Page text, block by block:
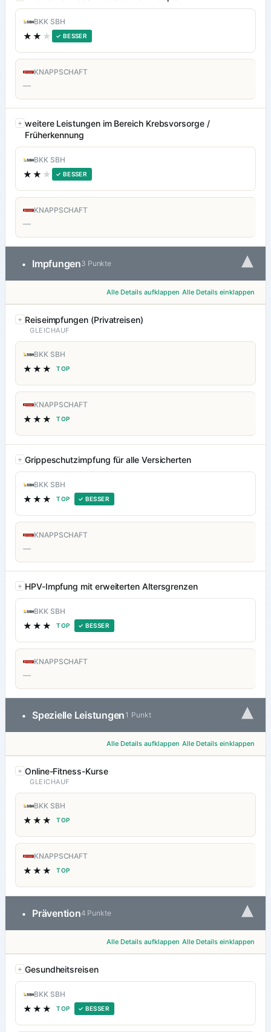
BKK SBH
★★ ★ ✓ BESSER
KNAPPSCHAFT
—
weitere Leistungen im Bereich Krebsvorsorge /
Früherkennung
BKK SBH
★★ ★ ✓ BESSER
KNAPPSCHAFT
—
• Impfungen3 Punkte ▾
Alle Details aufklappen Alle Details einklappen
Reiseimpfungen (Privatreisen)
GLEICHAUF
BKK SBH
★★★ TOP
KNAPPSCHAFT
★★★ TOP
Grippeschutzimpfung für alle Versicherten
BKK SBH
★★★ TOP ✓ BESSER
KNAPPSCHAFT
—
HPV-Impfung mit erweiterten Altersgrenzen
BKK SBH
★★★ TOP ✓ BESSER
KNAPPSCHAFT
—
• Spezielle Leistungen 1 Punkt ▾
Alle Details aufklappen Alle Details einklappen
Online-Fitness-Kurse
GLEICHAUF
BKK SBH
★★★ TOP
KNAPPSCHAFT
★★★ TOP
• Prävention4 Punkte ▾
Alle Details aufklappen Alle Details einklappen
Gesundheitsreisen
BKK SBH
★★★ TOP ✓ BESSER